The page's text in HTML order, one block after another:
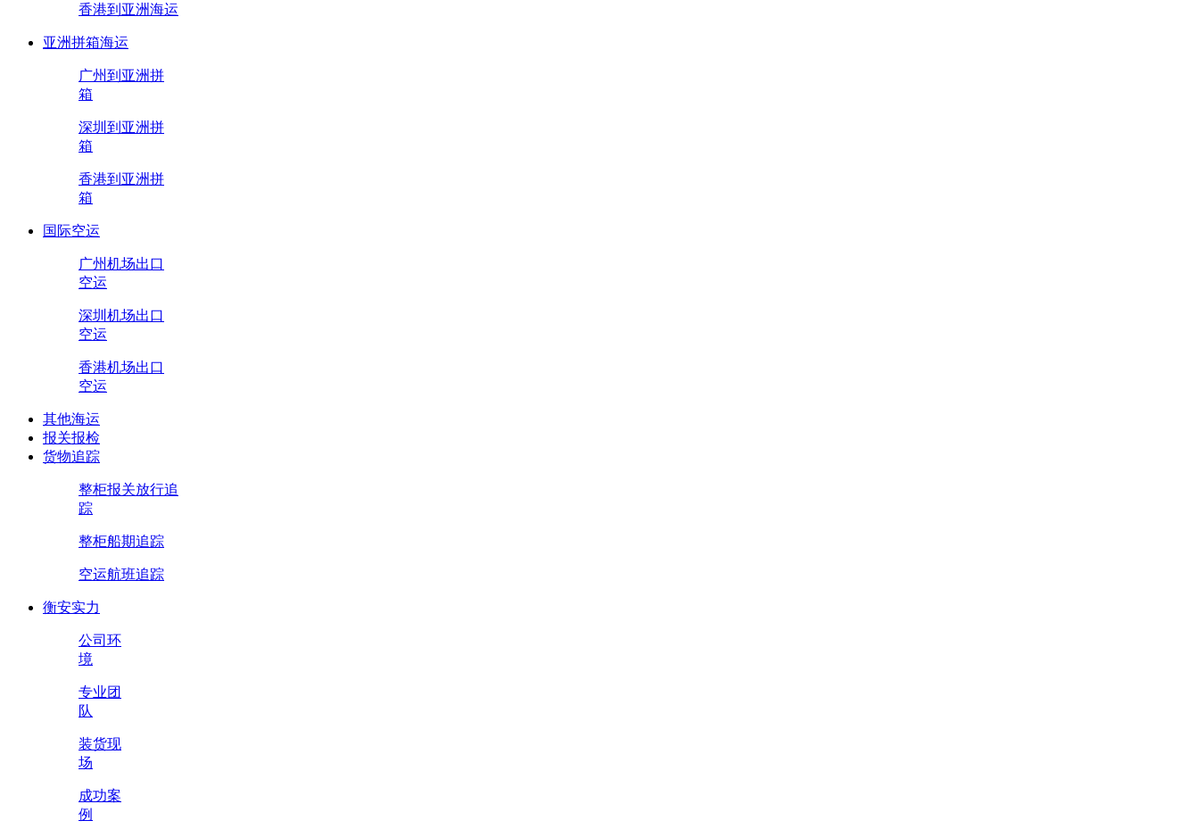
香港到亚洲海运
亚洲拼箱海运
广州到亚洲拼
箱
深圳到亚洲拼
箱
香港到亚洲拼
箱
国际空运
广州机场出口
空运
深圳机场出口
空运
香港机场出口
空运
其他海运
报关报检
货物追踪
整柜报关放行追
踪
整柜船期追踪
空运航班追踪
衡安实力
公司环
境
专业团
队
装货现
场
成功案
例